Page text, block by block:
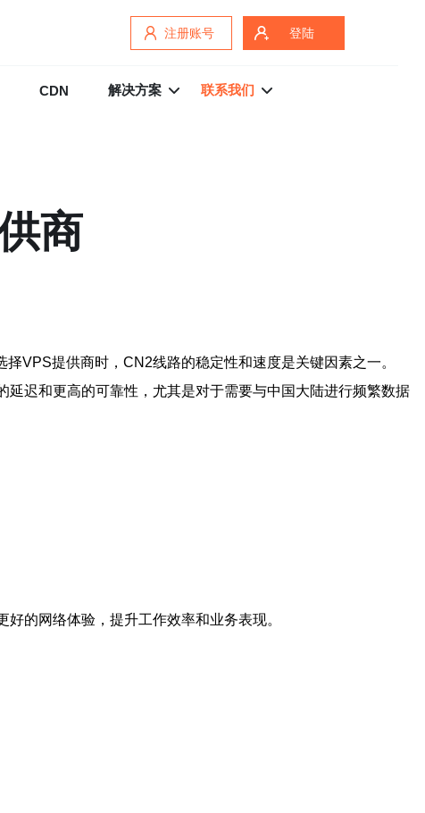
注册账号 登陆
CDN 解决方案 联系我们
商
VPS提供商时，CN2线路的稳定性和速度是关键因素之一。
迟和更高的可靠性，尤其是对于需要与中国大陆进行频繁数据
的网络体验，提升工作效率和业务表现。